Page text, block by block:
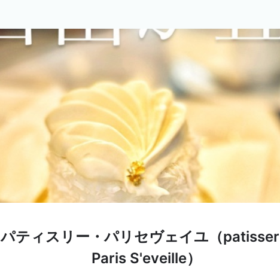
パティスリー・パリセヴェイユ（
Paris S'eveille）